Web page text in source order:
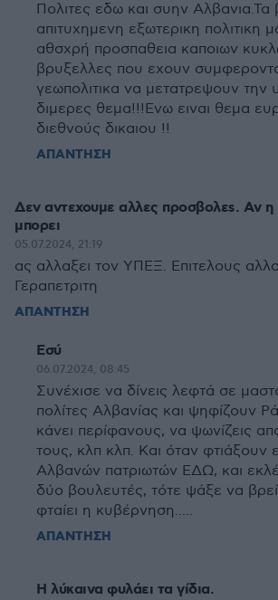
Πολιτες εδω και συην Αλβανια.Τα
απιτυχημενη εξωτερικη πολιτικη
αθσχρή προσπαθεια καποιων
βρυξελλες που εχουν
γεωπολιτικα να μετατρεψουν την
διμερες θεμα!!!Ενω ειναι θεμα
διεθνούς δικαιου !!
ΑΠΑΝΤΗΣΗ
Δεν αντεχουμε αλλες προσβολεs. Aν
μπορει
05.07.2024, 21:19
ας αλλαξει τον ΥΠΕΞ. Επιτελους
Γεραπετριτη
ΑΠΑΝΤΗΣΗ
Εσύ
06.07.2024, 08:45
Συνέχισε να δίνεις λεφτά σε
πολίτες Αλβανίας και ψηφίζουν
κάνει περίφανους, να ψωνίζεις
τους, κλπ κλπ. Και όταν φτιάξουν
Αλβανών πατριωτών ΕΔΩ, και
δύο βουλευτές, τότε ψάξε να
φταίει η κυβέρνηση.....
ΑΠΑΝΤΗΣΗ
Η λύκαινα φυλάει τα γίδια.